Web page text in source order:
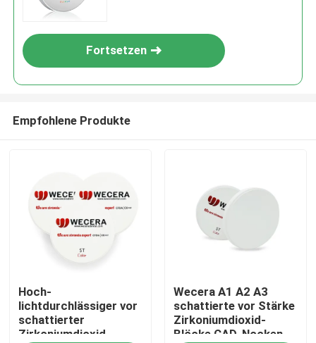
Produkte
Videos
Fortsetzen
Empfohlene Produkte
Hoch-
lichtdurchlässiger vor
schattierter
Zirkoniumdioxid-
Wecera A1 A2 A3
schattierte vor Stärke
Zirkoniumdioxid-
Blöcke CAD-Nocken-